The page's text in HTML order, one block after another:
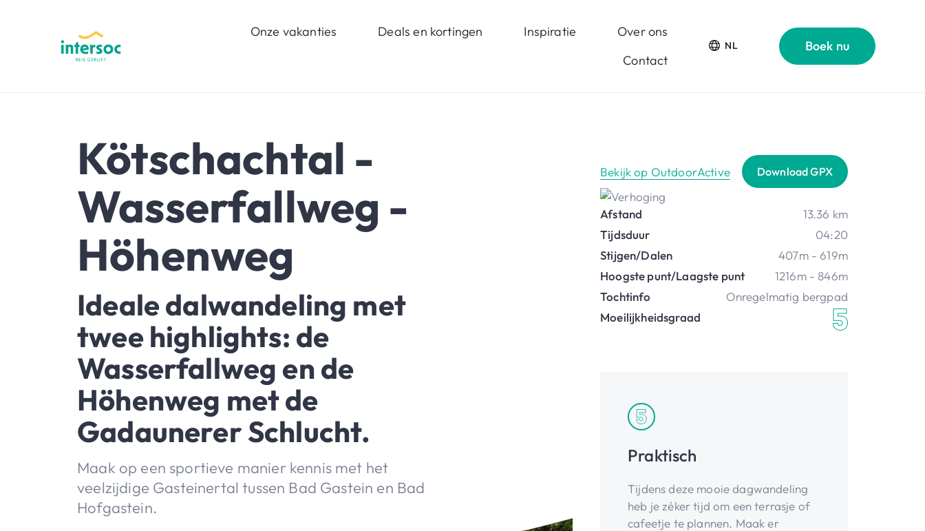
Onze vakanties Deals en kortingen Inspiratie
Over ons
Contact
NL Boek nu
Kötschachtal -
Wasserfallweg -
Höhenweg
Ideale dalwandeling met
twee highlights: de
Wasserfallweg en de
Höhenweg met de
Gadaunerer Schlucht.
Maak op een sportieve manier kennis met het
veelzijdige Gasteinertal tussen Bad Gastein en Bad
Hofgastein.
Bekijk op OutdoorActive Download GPX
Afstand
13.36 km
Tijdsduur
04:20
Stijgen/Dalen
407m - 619m
Hoogste punt/Laagste punt
1216m - 846m
Tochtinfo
Onregelmatig bergpad
Moeilijkheidsgraad
Praktisch
Tijdens deze mooie dagwandeling
heb je zéker tijd om een terrasje of
cafeetje te plannen. Maak er